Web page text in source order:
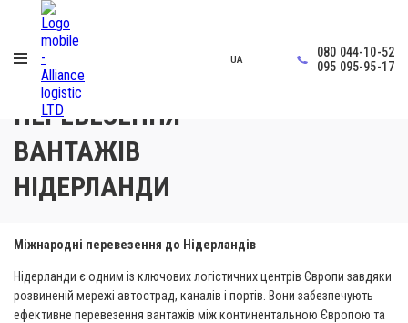
UA
080 044-10-52
095 095-95-17
Головна Перевезення вантажів Нідерланди
ПЕРЕВЕЗЕННЯ
ВАНТАЖІВ
НІДЕРЛАНДИ
Міжнародні перевезення до Нідерландів
Нідерланди є одним із ключових логістичних центрів Європи завдяки
розвиненій мережі автострад, каналів і портів. Вони забезпечують
ефективне перевезення вантажів між континентальною Європою та